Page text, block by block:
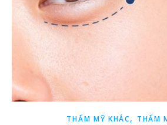
THẨM MỸ KHÁC, THẨM